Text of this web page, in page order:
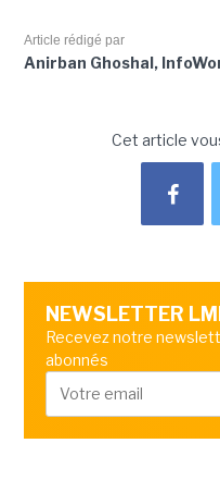
Article rédigé par
Anirban Ghoshal,
Cet article
NEWSLETTER LMI
Recevez notre
abonnés